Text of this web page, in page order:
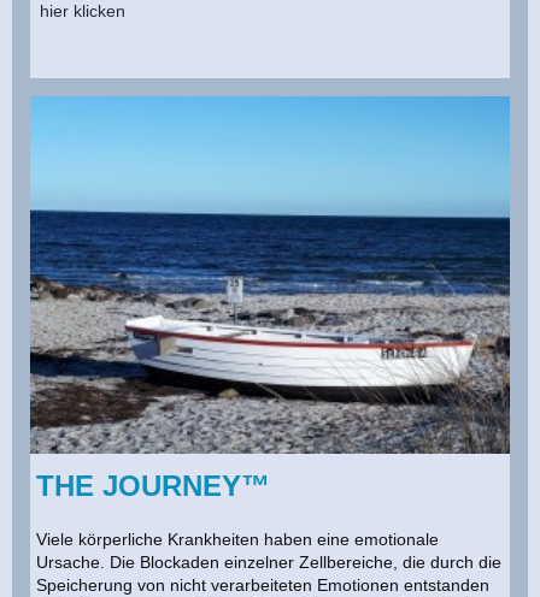
hier klicken
THE JOURNEY™
Viele körperliche Krankheiten haben eine emotionale
Ursache. Die Blockaden einzelner Zellbereiche, die durch die
Speicherung von nicht verarbeiteten Emotionen entstanden